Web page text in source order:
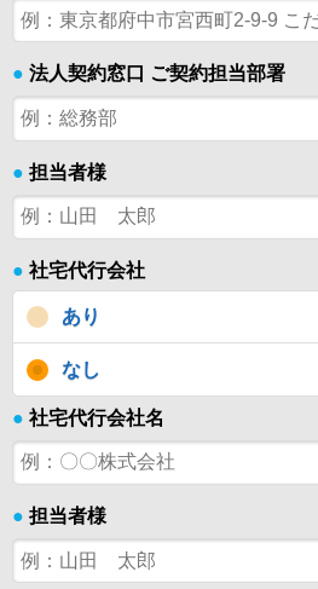
● 法人契約窓口 ご契約担当部署
● 担当者様
● 社宅代行会社
あり
なし
● 社宅代行会社名
● 担当者様